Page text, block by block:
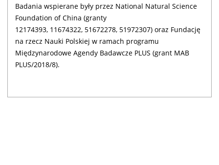
Badania wspierane były przez National Natural Science
Foundation of China (granty
12174393, 11674322, 51672278, 51972307) oraz Fundację
na rzecz Nauki Polskiej w ramach programu
Międzynarodowe Agendy Badawcze PLUS (grant MAB
PLUS/2018/8).